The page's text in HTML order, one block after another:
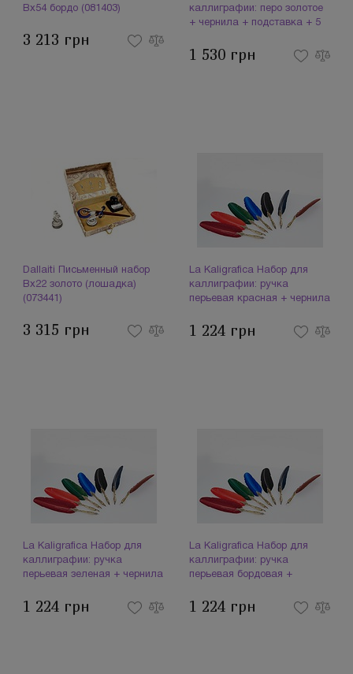
Bx54 бордо (081403)
3 213 грн
каллиграфии: перо золотое
+ чернила + подставка + 5
1 530 грн
Dallaiti Письменный набор
Bx22 золото (лошадка)
(073441)
3 315 грн
La Kaligrafica Набор для
каллиграфии: ручка
перьевая красная + чернила
1 224 грн
La Kaligrafica Набор для
каллиграфии: ручка
перьевая зеленая + чернила
1 224 грн
La Kaligrafica Набор для
каллиграфии: ручка
перьевая бордовая +
1 224 грн